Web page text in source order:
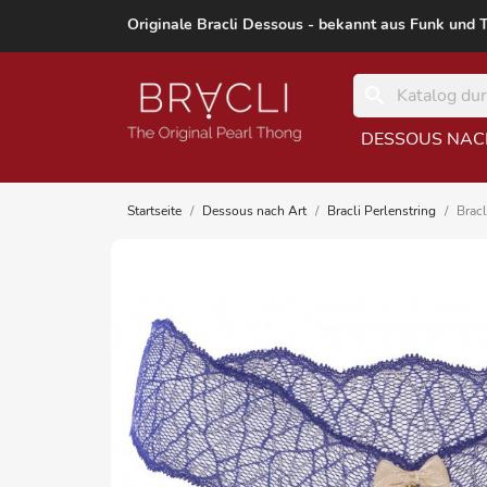
Originale Bracli Dessous - bekannt aus Funk und
DESSOUS
Startseite Dessous nach Art Bracli Perlenstring